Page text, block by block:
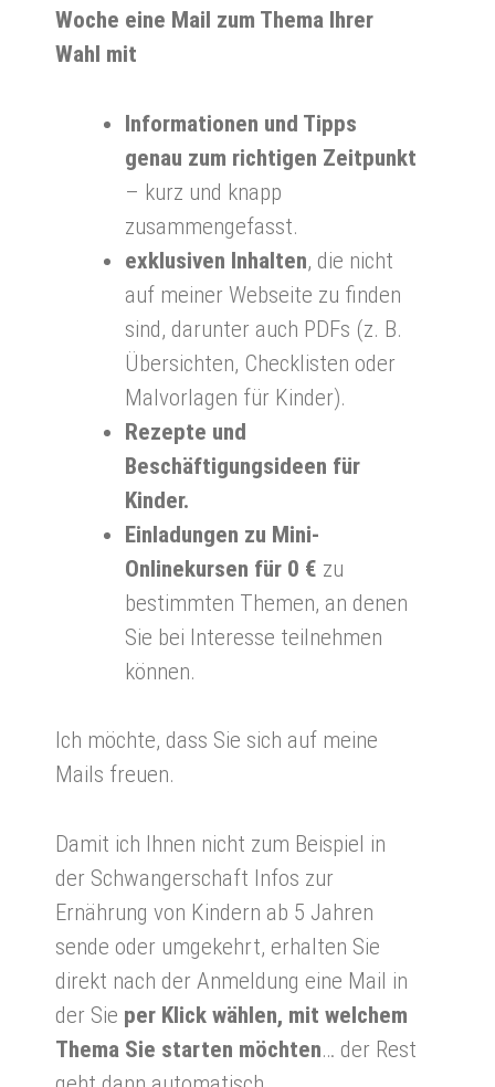
Woche eine Mail zum Thema Ihrer
Wahl mit
Informationen und Tipps
genau zum richtigen Zeitpunkt
– kurz und knapp
zusammengefasst.
exklusiven Inhalten, die nicht
auf meiner Webseite zu finden
sind, darunter auch PDFs (z. B.
Übersichten, Checklisten oder
Malvorlagen für Kinder).
Rezepte und
Beschäftigungsideen für
Kinder.
Einladungen zu Mini-
Onlinekursen für 0 € zu
bestimmten Themen, an denen
Sie bei Interesse teilnehmen
können.
Ich möchte, dass Sie sich auf meine
Mails freuen.
Damit ich Ihnen nicht zum Beispiel in
der Schwangerschaft Infos zur
Ernährung von Kindern ab 5 Jahren
sende oder umgekehrt, erhalten Sie
direkt nach der Anmeldung eine Mail in
der Sie per Klick wählen, mit welchem
Thema Sie starten möchten… der Rest